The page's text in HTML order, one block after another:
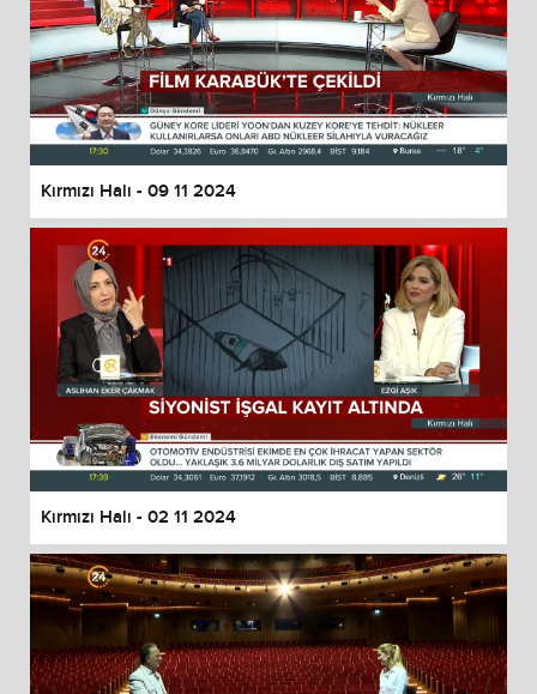
Kırmızı Halı - 09 11 2024
Kırmızı Halı - 02 11 2024